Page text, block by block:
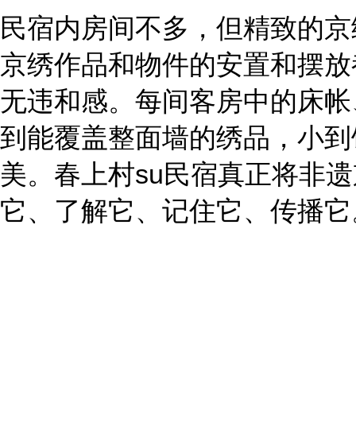
民宿内房间不多，但精致的
京绣作品和物件的安置和摆
无违和感。每间客房中的床
到能覆盖整面墙的绣品，小
美。春上村su民宿真正将非
它、了解它、记住它、传播